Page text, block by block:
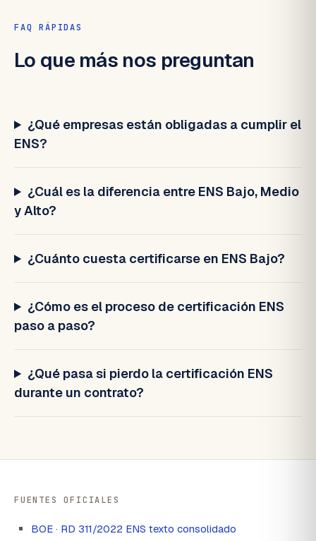
FAQ RÁPIDAS
Lo que más nos preguntan
¿Qué empresas están obligadas a cumplir el
ENS?
¿Cuál es la diferencia entre ENS Bajo, Medio
y Alto?
¿Cuánto cuesta certificarse en ENS Bajo?
¿Cómo es el proceso de certificación ENS
paso a paso?
¿Qué pasa si pierdo la certificación ENS
durante un contrato?
FUENTES OFICIALES
BOE · RD 311/2022 ENS texto consolidado